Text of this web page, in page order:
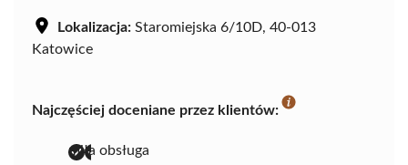
Lokalizacja: Staromiejska 6/10D, 40-013
Katowice
Najczęściej doceniane przez klientów:
miła obsługa